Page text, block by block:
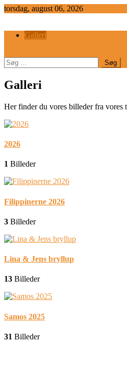
Skip
torsdag, august 06, 2026
Galleri
Søg
efter:
Galleri
Her finder du vores billeder fra vores
2026
1 Billeder
Filippinerne 2026
3 Billeder
Lina & Jens bryllup
13 Billeder
Samos 2025
31 Billeder